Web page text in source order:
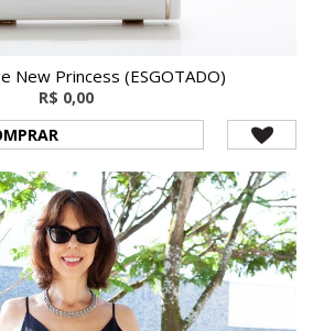
New Princess (ESGOTADO)
R$ 0,00